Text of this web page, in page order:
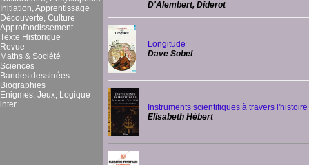
Initiation, Apprentissage
Découverte, Culture
Approfondissement
Texte Historique
Revue
Maths & Société
Sciences
Bandes dessinées
Biographies
Enigmes, Jeux, Logique
inter
D'Alembert, Diderot
Longitude
Dave Sobel
Instruments scientifiques à travers l'histoire
Elisabeth Hébert